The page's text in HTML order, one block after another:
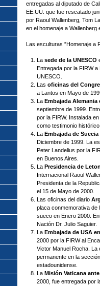
entregadas al diputado de
EE.UU. que fue rescatado
por Raoul Wallenberg, Tom
en el homenaje a Wallenberg
Las esculturas ”Homenaje a
La sede de la UNESCO
Entregada por la FIRW
UNESCO.
Las oficinas del
a Lantos en Mayo de
La Embajada Alemania
septiembre de 1999.
por la FIRW. Instalada
como testimonio histórico.
La Embajada de
Diciembre de 1999. La
Peter Landelius por la
en Buenos Aires.
La Presidencia de
Internacional Raoul
Presidenta de la
el 15 de Mayo de 2000.
Las oficinas del diario
placa conmemorativa de
sueco en Enero 2000.
Nación Dr. Julio Saguier.
La Embajada de USA
2000 por la FIRW al
Victor Manuel Rocha.
permanente en la
estadounidense.
La Misión Vaticana
2000, fue entregada por